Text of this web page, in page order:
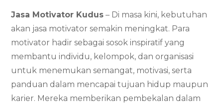
Jasa Motivator Kudus – Di masa kini, kebutuhan
akan jasa motivator semakin meningkat. Para
motivator hadir sebagai sosok inspiratif yang
membantu individu, kelompok, dan organisasi
untuk menemukan semangat, motivasi, serta
panduan dalam mencapai tujuan hidup maupun
karier. Mereka memberikan pembekalan dalam